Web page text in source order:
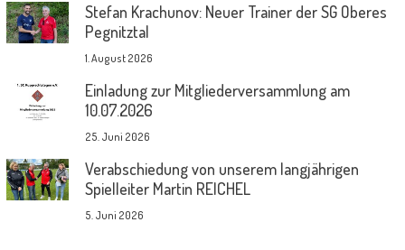
Stefan Krachunov: Neuer Trainer der SG Oberes
Pegnitztal
1. August 2026
Einladung zur Mitgliederversammlung am
10.07.2026
25. Juni 2026
Verabschiedung von unserem langjährigen
Spielleiter Martin REICHEL
5. Juni 2026